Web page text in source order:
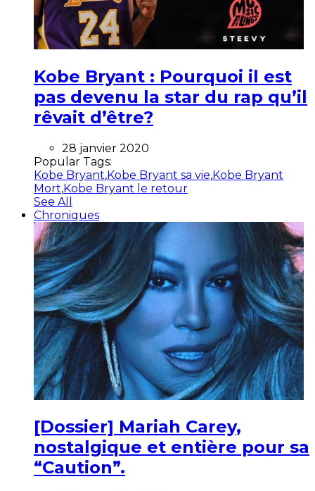
Kobe Bryant : Pourquoi il est
pas devenu la star du rap qu’il
rêvait d’être?
28 janvier 2020
Popular Tags:
Kobe Bryant,Kobe Bryant sa vie,Kobe Bryant
Mort,Kobe Bryant le retour
See All
Chroniques
[Dossier] Mariah Carey,
nostalgique et entière pour sa
“Caution”.